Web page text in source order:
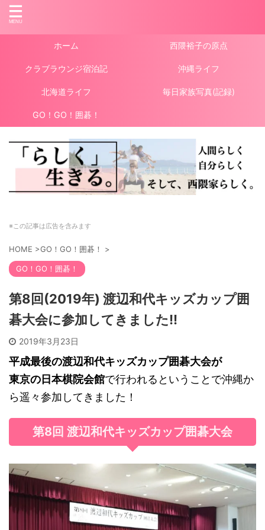
ホーム 西隈裕子の原点
クラブラウンジ宿泊記 沖縄ライフ
北海道ライフ 毎日家族写真(記録)
GO！GO！囲碁！
※この記事は広告を含みます
HOME >GO！GO！囲碁！ >
GO！GO！囲碁！
第8回(2019年) 渡辺和代キッズカップ囲
碁大会に参加してきました!!
2019年3月23日
平成最後の渡辺和代キッズカップ囲碁大会が
東京の日本棋院会館で行われるということで沖縄か
ら遥々参加してきました！
第8回 渡辺和代キッズカップ囲碁大会